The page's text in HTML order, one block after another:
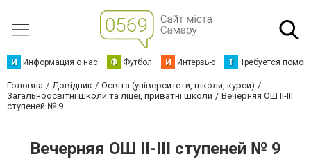
И Информация о нас Ф Футбол И Интервью Т Требуется
Головна Довідник
Освіта (університети, школи, курси)
Загальноосвітні школи та ліцеї, приватні школи
Вечерняя ОШ ІІ-ІІІ
ступеней № 9
Вечерняя ОШ ІІ-ІІІ ступеней № 9